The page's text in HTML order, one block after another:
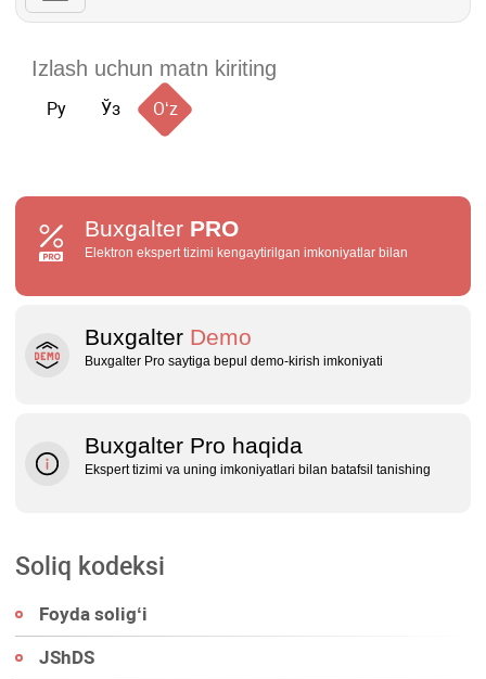
Ру Ўз Oʻz
Buxgalter PRO
Elektron ekspert tizimi kengaytirilgan imkoniyatlar bilan
Buxgalter Demo
Buxgalter Pro saytiga bepul demo‑kirish imkoniyati
Buxgalter Pro haqida
Ekspert tizimi va uning imkoniyatlari bilan batafsil tanishing
Soliq kodeksi
Foyda soligʻi
JShDS